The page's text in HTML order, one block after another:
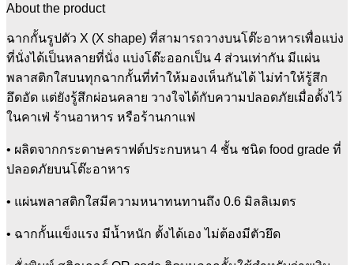
About the product
ฉากกั้นรูปตัว X (X shape) ที่สามารถวางบนโต๊ะอาหารเพื่อแบ่ง
ที่นั่งได้เป็นหลายที่นั่ง แบ่งโต๊ะออกเป็น 4 ส่วนเท่ากัน มีแผ่น
พลาสติกใสบนทุกฉากกั้นที่ทำให้มองเห็นกันได้ ไม่ทำให้รู้สึก
อึดอัด แต่ยังรู้สึกผ่อนคลาย วางใจได้กับความปลอดภัยเมื่อตั้งไว้
ในคาเฟ่ ร้านอาหาร หรือร้านกาแฟ
• ผลิตจากกระดาษคราฟต์ประกบหนา 4 ชั้น ชนิด food grade ที่
ปลอดภัยบนโต๊ะอาหาร
• แผ่นพลาสติกใสมีความหนาทนทานถึง 0.6 มิลลิเมตร
• ฉากกั้นแข็งแรง มีน้ำหนัก ตั้งได้เอง ไม่ต้องมีตัวยึด